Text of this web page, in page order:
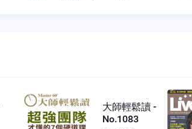
大師輕鬆讀 -
No.1083